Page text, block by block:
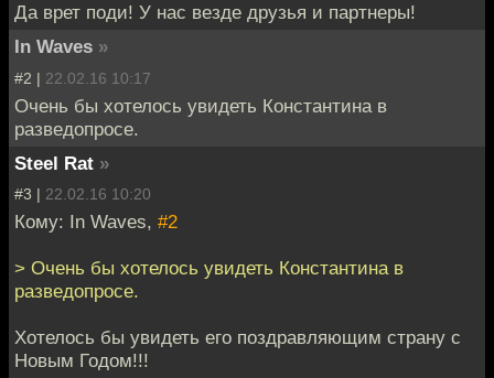
Да врет поди! У нас везде друзья и партнеры!
In Waves »
#2 | 22.02.16 10:17
Очень бы хотелось увидеть Константина в
разведопросе.
Steel Rat »
#3 | 22.02.16 10:20
Кому: In Waves, #2
> Очень бы хотелось увидеть Константина в
разведопросе.
Хотелось бы увидеть его поздравляющим страну с
Новым Годом!!!